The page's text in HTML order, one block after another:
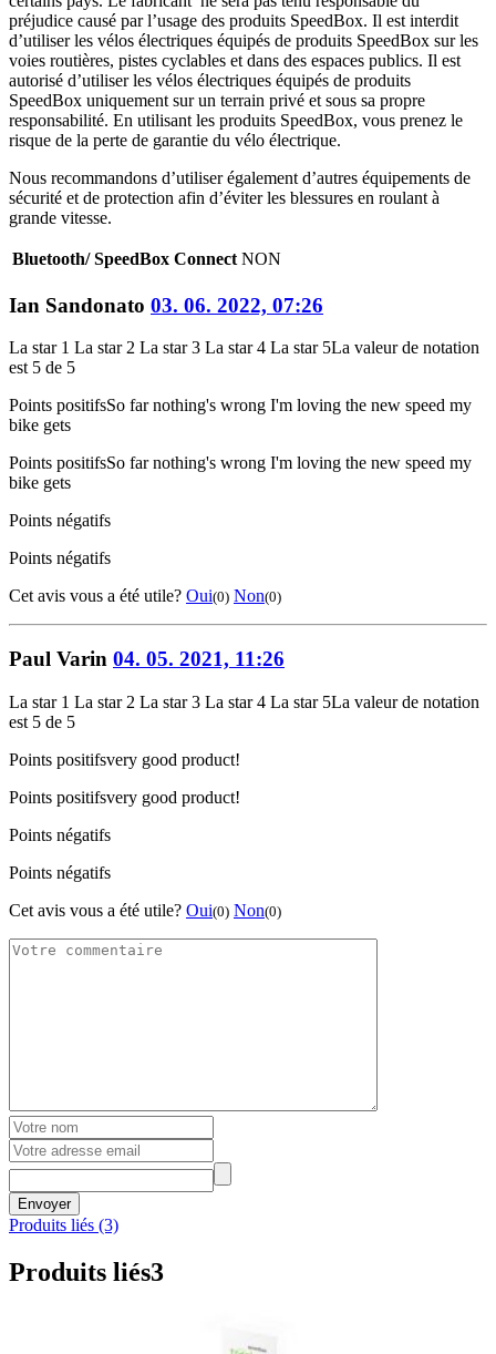
préjudice causé par l’usage des produits SpeedBox. Il est interdit
d’utiliser les vélos électriques équipés de produits SpeedBox sur les
voies routières, pistes cyclables et dans des espaces publics. Il est
autorisé d’utiliser les vélos électriques équipés de produits
SpeedBox uniquement sur un terrain privé et sous sa propre
responsabilité. En utilisant les produits SpeedBox, vous prenez le
risque de la perte de garantie du vélo électrique.
Nous recommandons d’utiliser également d’autres équipements de
sécurité et de protection afin d’éviter les blessures en roulant à
grande vitesse.
Bluetooth/ SpeedBox Connect NON
Ian Sandonato 03. 06. 2022, 07:26
La star 1 La star 2 La star 3 La star 4 La star 5La valeur de notation
est 5 de 5
Points positifsSo far nothing's wrong I'm loving the new speed my
bike gets
Points positifsSo far nothing's wrong I'm loving the new speed my
bike gets
Points négatifs
Points négatifs
Cet avis vous a été utile? Oui(0) Non(0)
Paul Varin 04. 05. 2021, 11:26
La star 1 La star 2 La star 3 La star 4 La star 5La valeur de notation
est 5 de 5
Points positifsvery good product!
Points positifsvery good product!
Points négatifs
Points négatifs
Cet avis vous a été utile? Oui(0) Non(0)
Envoyer
Produits liés (3)
Produits liés3